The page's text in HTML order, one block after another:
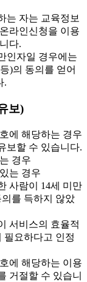
는 자는 교육정보
라인신청을 이용
다.
인자일 경우에는
)의 동의를 얻어
.
보)
에 해당하는 경우
보할 수 있습니다.
경우
는 경우
사람이 14세 미만
를 득하지 않았
서비스의 효율적
필요하다고 인정
에 해당하는 이용
거절할 수 있습니